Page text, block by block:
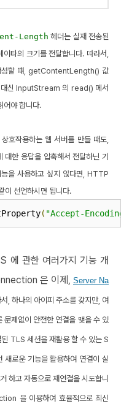
Length 헤더는 실재 전송된
타의 크기를 전달합니다. 따라서,
성할 떄, getContentLength() 값
대신 InputStream 의 read() 메서
어야 합니다.
호작용하는 웹 서버를 만들 때도,
한 응답을 압축해서 전달하닌 기
을 사용하고 싶지 않다면, HTTP
선언하시면 됩니다.
( "Accept-
에 관한 여러가지 기능 개
은 이제, Server Na
, 하나의 아이피 주소를 갖지만, 여
제없이 안전한 연결을 맺을 수 있
TLS 세션을 재활용 할 수 있는 S
로운 기능을 활용하여 연결이 실
하고 자동으로 재연결을 시도합니
을 이용하여 효율적으로 최신